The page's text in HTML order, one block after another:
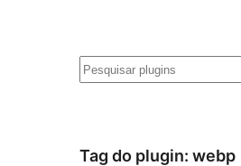
Pesquisar
Tag do plugin: webp